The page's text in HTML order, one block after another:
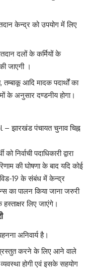
केन्द्र को उपयोग में लिए
दलों के कर्मियों के
जाएगी ।
आदि मादक पदार्थों का
के अनुसार दण्डनीय होगा।
झारखंड पंचायत चुनाव चिह्न
पदाधिकारी द्वारा
की घोषणा के बाद यदि कोई
19 के संबंध में केन्द्र
का पालन किया जाना जरुरी
लिए जाएंगे।
अनिवार्य है।
प्रस्तुत करने के लिए आने वाले
होगी एवं इसके सहयोग